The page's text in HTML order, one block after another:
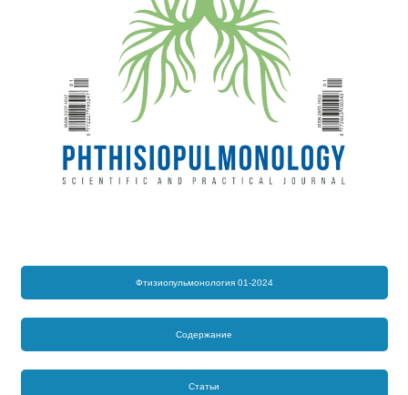
Фтизиопульмонология 01-2024
Содержание
Статьи